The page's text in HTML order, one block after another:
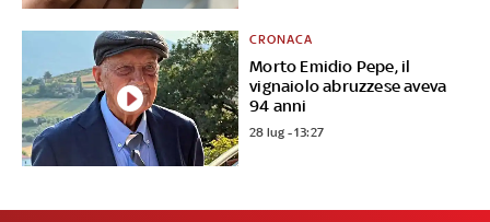
Morto Emidio Pepe, il
vignaiolo abruzzese aveva
94 anni
CRONACA
28 lug - 13:27